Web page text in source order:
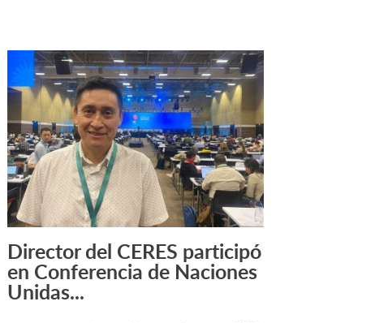
Leer más +
Director del CERES participó
en Conferencia de Naciones
Unidas...